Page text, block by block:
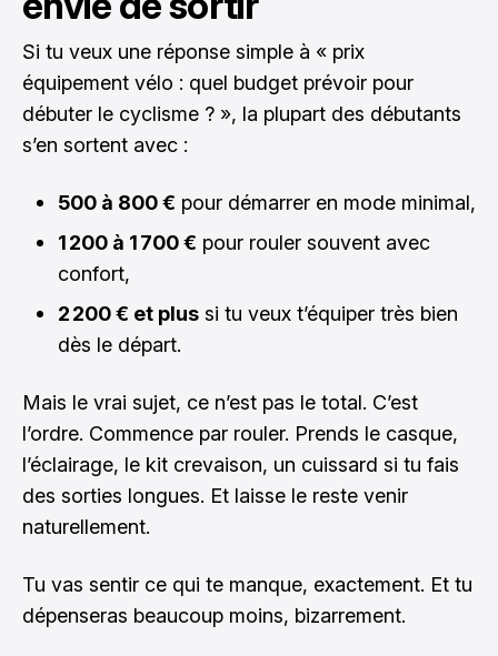
Si tu veux une réponse simple à « prix
équipement vélo : quel budget prévoir pour
débuter le cyclisme ? », la plupart des débutants
s’en sortent avec :
500 à 800 € pour démarrer en mode minimal,
1 200 à 1 700 € pour rouler souvent avec
confort,
2 200 € et plus si tu veux t’équiper très bien
dès le départ.
Mais le vrai sujet, ce n’est pas le total. C’est
l’ordre. Commence par rouler. Prends le casque,
l’éclairage, le kit crevaison, un cuissard si tu fais
des sorties longues. Et laisse le reste venir
naturellement.
Tu vas sentir ce qui te manque, exactement. Et tu
dépenseras beaucoup moins, bizarrement.